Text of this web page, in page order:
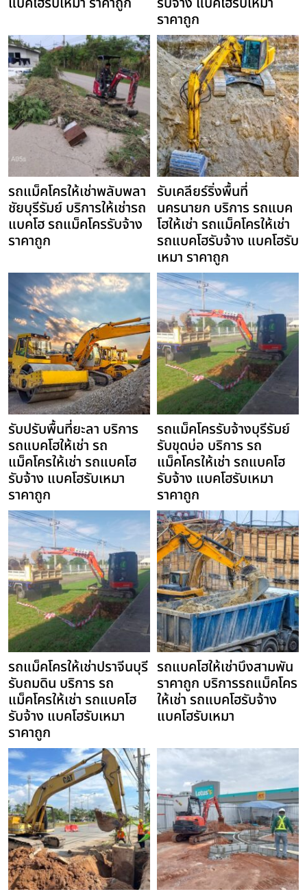
ราคาถูก
รถแม็คโครให้เช่าพลับพลา
ชัยบุรีรัมย์ บริการให้เช่ารถ
แบคโฮ รถแม็คโครรับจ้าง
ราคาถูก
รับเคลียร์ริ่งพื้นที่
นครนายก บริการ รถแบค
โฮให้เช่า รถแม็คโครให้เช่า
รถแบคโฮรับจ้าง แบคโฮรับ
เหมา ราคาถูก
รับปรับพื้นที่ยะลา บริการ
รถแบคโฮให้เช่า รถ
แม็คโครให้เช่า รถแบคโฮ
รับจ้าง แบคโฮรับเหมา
ราคาถูก
รถแม็คโครรับจ้างบุรีรัมย์
รับขุดบ่อ บริการ รถ
แม็คโครให้เช่า รถแบคโฮ
รับจ้าง แบคโฮรับเหมา
ราคาถูก
รถแม็คโครให้เช่าปราจีนบุรี
รับถมดิน บริการ รถ
แม็คโครให้เช่า รถแบคโฮ
รับจ้าง แบคโฮรับเหมา
ราคาถูก
รถแบคโฮให้เช่าบึงสามพัน
ราคาถูก บริการรถแม็คโคร
ให้เช่า รถแบคโฮรับจ้าง
แบคโฮรับเหมา